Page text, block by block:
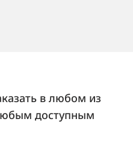
в любом из
доступным